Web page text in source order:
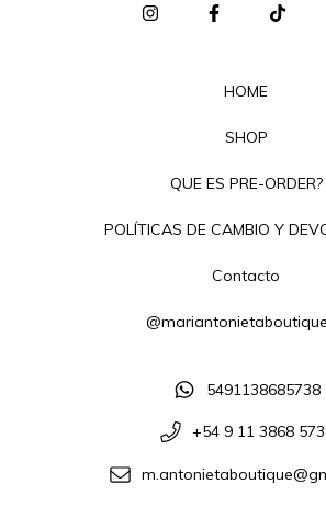
HOME
SHOP
QUE ES PRE-ORDER?
POLÍTICAS DE CAMBIO Y
Contacto
5491138685738
+54 9 11 3868